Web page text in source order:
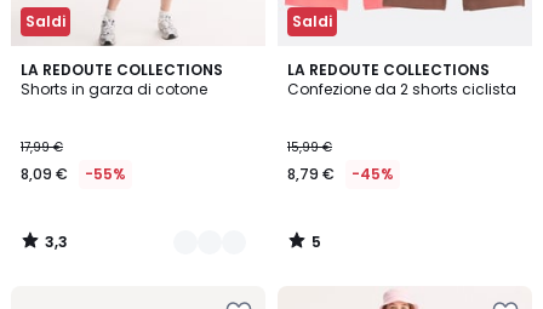
Saldi
LA REDOUTE COLLECTIONS
Shorts in garza di cotone
17,99 €
8,09 € -55%
3,3
/ 5
2
Colori
3,3
/
Saldi
LA REDOUTE COLLECTIONS
Confezione da 2 shorts ciclista
15,99 €
8,79 € -45%
5
/
5
/